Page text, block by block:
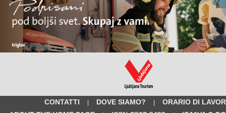
CONTATTI | DOVE SIAMO? |
ORARIO DI